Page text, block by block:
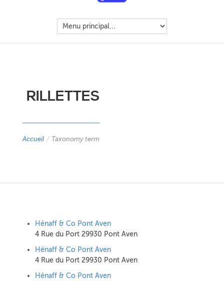
RILLETTES
Accueil / Taxonomy term
Hénaff & Co Pont Aven
4 Rue du Port 29930 Pont Aven
Hénaff & Co Pont Aven
4 Rue du Port 29930 Pont Aven
Hénaff & Co Pont Aven